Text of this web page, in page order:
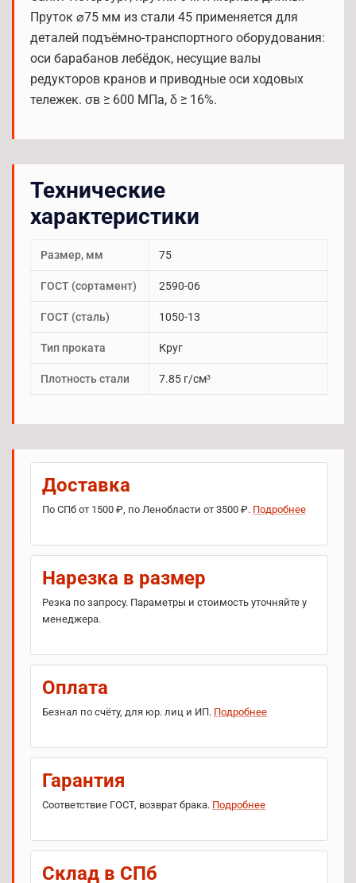
Пруток ⌀75 мм из стали 45 применяется для
деталей подъёмно-транспортного оборудования:
оси барабанов лебёдок, несущие валы
редукторов кранов и приводные оси ходовых
тележек. σв ≥ 600 МПа, δ ≥ 16%.
Технические
характеристики
Размер, мм 75
ГОСТ (сортамент) 2590-06
ГОСТ (сталь) 1050-13
Тип проката Круг
Плотность стали 7.85 г/см³
Доставка
По СПб от 1500 ₽, по Ленобласти от 3500 ₽. Подробнее
Нарезка в размер
Резка по запросу. Параметры и стоимость уточняйте у
менеджера.
Оплата
Безнал по счёту, для юр. лиц и ИП. Подробнее
Гарантия
Соответствие ГОСТ, возврат брака. Подробнее
Склад в СПб